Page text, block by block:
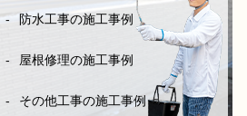
添い向き合って頂き、その日
の施工状況をLINEの写メにて
確認ができたりと、徹底した
管理とお客様の配慮等連携さ
れ凄く安心できました。
防水工事の施工事例
屋根修理の施工事例
その他工事の施工事例